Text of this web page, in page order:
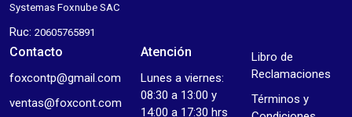
Systemas Foxnube SAC
Ruc: 20605765891
Contacto
foxcontp@gmail.com
ventas@foxcont.com
Atención
Lunes a viernes:
08:30 a 13:00 y
14:00 a 17:30 hrs
Libro de
Reclamaciones
Términos y